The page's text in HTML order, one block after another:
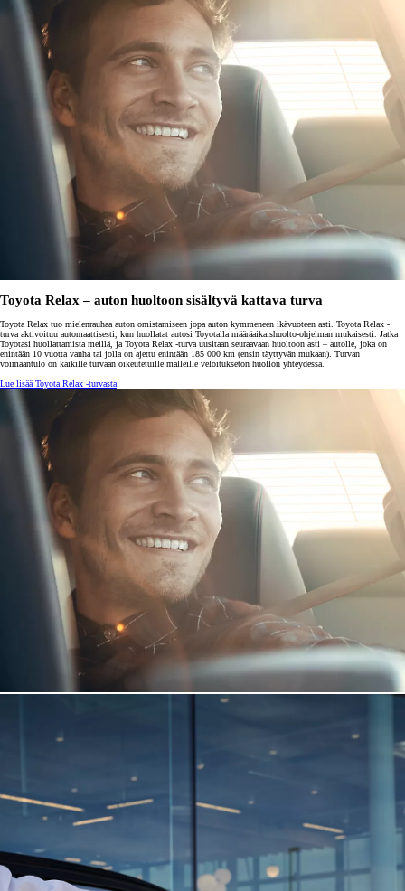
Toyota Relax – auton huoltoon sisältyvä kattava turva
Toyota Relax tuo mielenrauhaa auton omistamiseen jopa auton kymmeneen ikävuoteen asti. Toyota Relax -
turva aktivoituu automaattisesti, kun huollatat autosi Toyotalla määräaikaishuolto-ohjelman mukaisesti. Jatka
Toyotasi huollattamista meillä, ja Toyota Relax -turva uusitaan seuraavaan huoltoon asti – autolle, joka on
enintään 10 vuotta vanha tai jolla on ajettu enintään 185 000 km (ensin täyttyvän mukaan). Turvan
voimaantulo on kaikille turvaan oikeutetuille malleille veloitukseton huollon yhteydessä.
Lue lisää Toyota Relax -turvasta